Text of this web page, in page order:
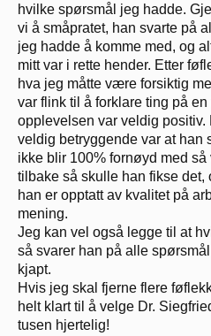
hvilke spørsmål jeg hadde.
vi å småpratet, han svarte på
jeg hadde å komme med, og
mitt var i rette hender. Etter
hva jeg måtte være forsiktig
var flink til å forklare ting på
opplevelsen var veldig positiv.
veldig betryggende var at han
ikke blir 100% fornøyd med
tilbake så skulle han fikse det,
han er opptatt av kvalitet på
mening.
Jeg kan vel også legge til at
så svarer han på alle
kjapt.
Hvis jeg skal fjerne flere
helt klart til å velge Dr.
tusen hjertelig!